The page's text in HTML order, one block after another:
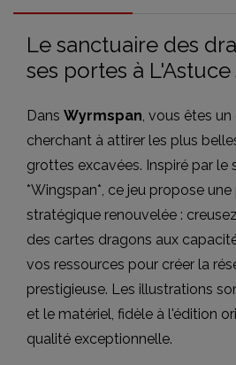
Le sanctuaire des
ses portes à
Dans Wyrmspan, vous êtes
cherchant à attirer les plus
grottes excavées. Inspiré par le
*Wingspan*, ce jeu propose
stratégique renouvelée :
des cartes dragons aux
vos ressources pour créer la
prestigieuse. Les illustrations
et le matériel, fidèle à l'édition
qualité exceptionnelle.